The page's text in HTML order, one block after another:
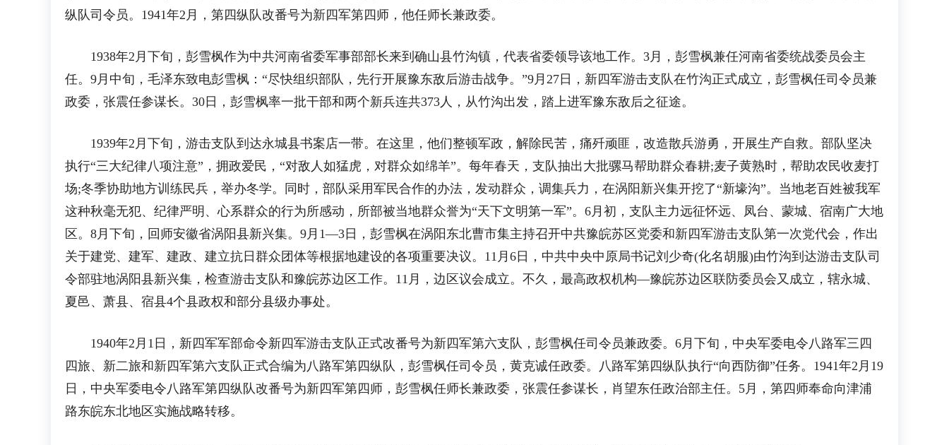
纵队司令员。1941年2月，第四纵队改番号为新四军第四师，他任师长兼政委。
1938年2月下旬，彭雪枫作为中共河南省委军事部部长来到确山县竹沟镇，代表省委领导该地工作。3月，彭雪枫兼任河南省委统战委员会主
任。9月中旬，毛泽东致电彭雪枫：“尽快组织部队，先行开展豫东敌后游击战争。”9月27日，新四军游击支队在竹沟正式成立，彭雪枫任司令员兼
政委，张震任参谋长。30日，彭雪枫率一批干部和两个新兵连共373人，从竹沟出发，踏上进军豫东敌后之征途。
1939年2月下旬，游击支队到达永城县书案店一带。在这里，他们整顿军政，解除民苦，痛歼顽匪，改造散兵游勇，开展生产自救。部队坚决
执行“三大纪律八项注意”，拥政爱民，“对敌人如猛虎，对群众如绵羊”。每年春天，支队抽出大批骡马帮助群众春耕;麦子黄熟时，帮助农民收麦打
场;冬季协助地方训练民兵，举办冬学。同时，部队采用军民合作的办法，发动群众，调集兵力，在涡阳新兴集开挖了“新壕沟”。当地老百姓被我军
这种秋毫无犯、纪律严明、心系群众的行为所感动，所部被当地群众誉为“天下文明第一军”。6月初，支队主力远征怀远、凤台、蒙城、宿南广大地
区。8月下旬，回师安徽省涡阳县新兴集。9月1—3日，彭雪枫在涡阳东北曹市集主持召开中共豫皖苏区党委和新四军游击支队第一次党代会，作出
关于建党、建军、建政、建立抗日群众团体等根据地建设的各项重要决议。11月6日，中共中央中原局书记刘少奇(化名胡服)由竹沟到达游击支队司
令部驻地涡阳县新兴集，检查游击支队和豫皖苏边区工作。11月，边区议会成立。不久，最高政权机构—豫皖苏边区联防委员会又成立，辖永城、
夏邑、萧县、宿县4个县政权和部分县级办事处。
1940年2月1日，新四军军部命令新四军游击支队正式改番号为新四军第六支队，彭雪枫任司令员兼政委。6月下旬，中央军委电令八路军三四
四旅、新二旅和新四军第六支队正式合编为八路军第四纵队，彭雪枫任司令员，黄克诚任政委。八路军第四纵队执行“向西防御”任务。1941年2月19
日，中央军委电令八路军第四纵队改番号为新四军第四师，彭雪枫任师长兼政委，张震任参谋长，肖望东任政治部主任。5月，第四师奉命向津浦
路东皖东北地区实施战略转移。